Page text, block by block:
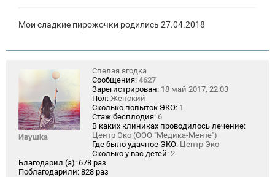
Мои сладкие пирожочки родились 27.04.2018
Ивушkа
Спелая ягодка
Сообщения: 4627
Зарегистрирован: 18 май 2017, 22:03
Пол: Женский
Сколько попыток ЭКО: 1
Стаж бесплодия: 6
В каких клиниках проводилось лечение:
Центр Эко (ООО "Медика-Менте")
Где было удачное ЭКО: Центр Эко
Сколько у вас детей: 2
Благодарил (а): 678 раз
Поблагодарили: 828 раз